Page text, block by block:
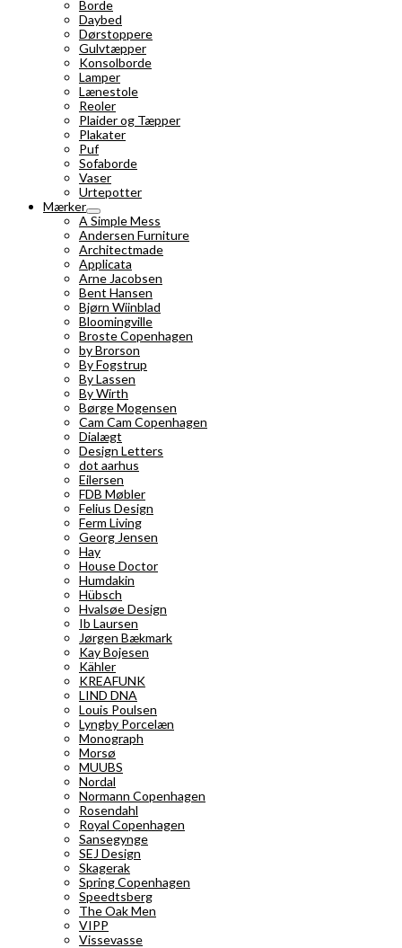
Borde
Daybed
Dørstoppere
Gulvtæpper
Konsolborde
Lamper
Lænestole
Reoler
Plaider og Tæpper
Plakater
Puf
Sofaborde
Vaser
Urtepotter
Mærker
A Simple Mess
Andersen Furniture
Architectmade
Applicata
Arne Jacobsen
Bent Hansen
Bjørn Wiinblad
Bloomingville
Broste Copenhagen
by Brorson
By Fogstrup
By Lassen
By Wirth
Børge Mogensen
Cam Cam Copenhagen
Dialægt
Design Letters
dot aarhus
Eilersen
FDB Møbler
Felius Design
Ferm Living
Georg Jensen
Hay
House Doctor
Humdakin
Hübsch
Hvalsøe Design
Ib Laursen
Jørgen Bækmark
Kay Bojesen
Kähler
KREAFUNK
LIND DNA
Louis Poulsen
Lyngby Porcelæn
Monograph
Morsø
MUUBS
Nordal
Normann Copenhagen
Rosendahl
Royal Copenhagen
Sansegynge
SEJ Design
Skagerak
Spring Copenhagen
Speedtsberg
The Oak Men
VIPP
Vissevasse